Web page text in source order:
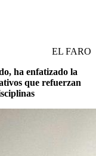
EL FARO
ha enfatizado la
que refuerzan